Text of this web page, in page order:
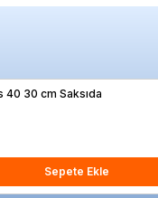
40 30 cm Saksıda
Sepete Ekle